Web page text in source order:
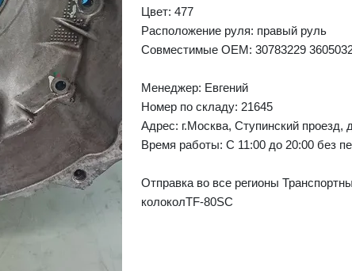
Цвет: 477
Расположение руля: правый руль
Совместимые OEM: 30783229
Менеджер: Евгений
Номер по складу: 21645
Адрес: г.Москва, Ступинский проезд,
Время работы: С 11:00 до 20:00 без
Отправка во все регионы
колоколTF-80SC